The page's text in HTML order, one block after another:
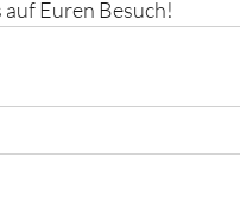
Euren Besuch!